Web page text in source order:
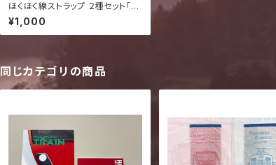
ほくほく線ストラップ ２種セット「ホ
ックンキューピーストラップ」「ゆめ
ぞらハローキティ根付」
¥1,000
同じカテゴリの商品